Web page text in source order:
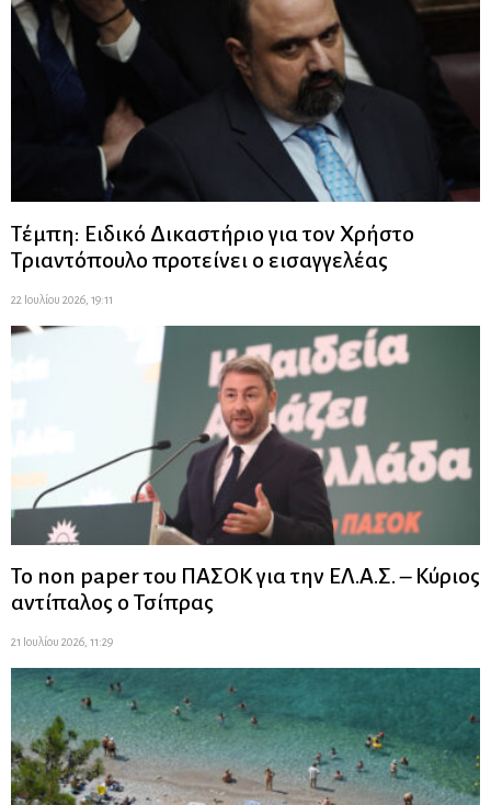
Τέμπη: Ειδικό Δικαστήριο για τον Χρήστο
Τριαντόπουλο προτείνει ο εισαγγελέας
22 Ιουλίου 2026, 19:11
Το non paper του ΠΑΣΟΚ για την ΕΛ.Α.Σ. – Κύριος
αντίπαλος ο Τσίπρας
21 Ιουλίου 2026, 11:29